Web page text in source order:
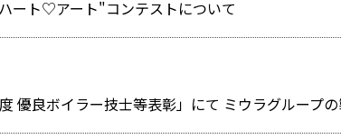
ート♡アート"コンテストについて